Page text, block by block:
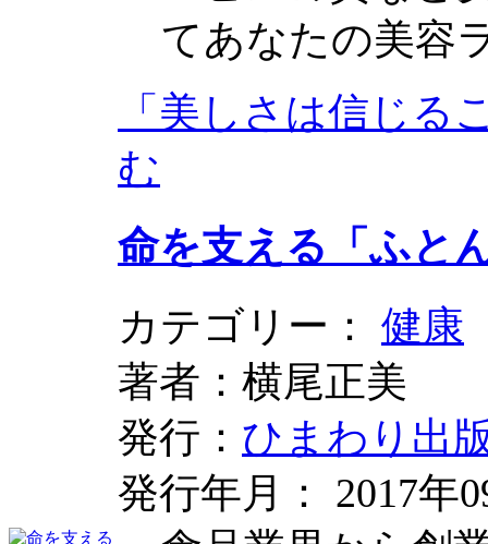
てあなたの美容
「美しさは信じる
む
命を支える「ふと
カテゴリー： 健康
著者：横尾正美
発行： ひまわり出
発行年月： 2017年